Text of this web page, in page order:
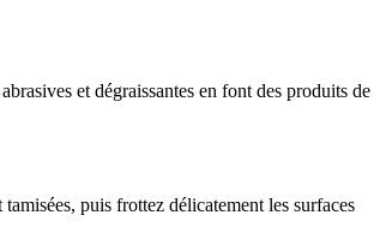
et dégraissantes en font des produits de
puis frottez délicatement les surfaces